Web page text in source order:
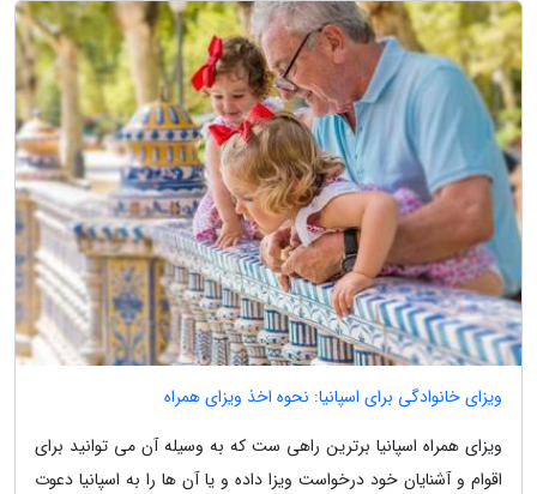
ویزای خانوادگی برای اسپانیا: نحوه اخذ ویزای همراه
ویزای همراه اسپانیا برترین راهی ست که به وسیله آن می توانید برای
اقوام و آشنایان خود درخواست ویزا داده و یا آن ها را به اسپانیا دعوت